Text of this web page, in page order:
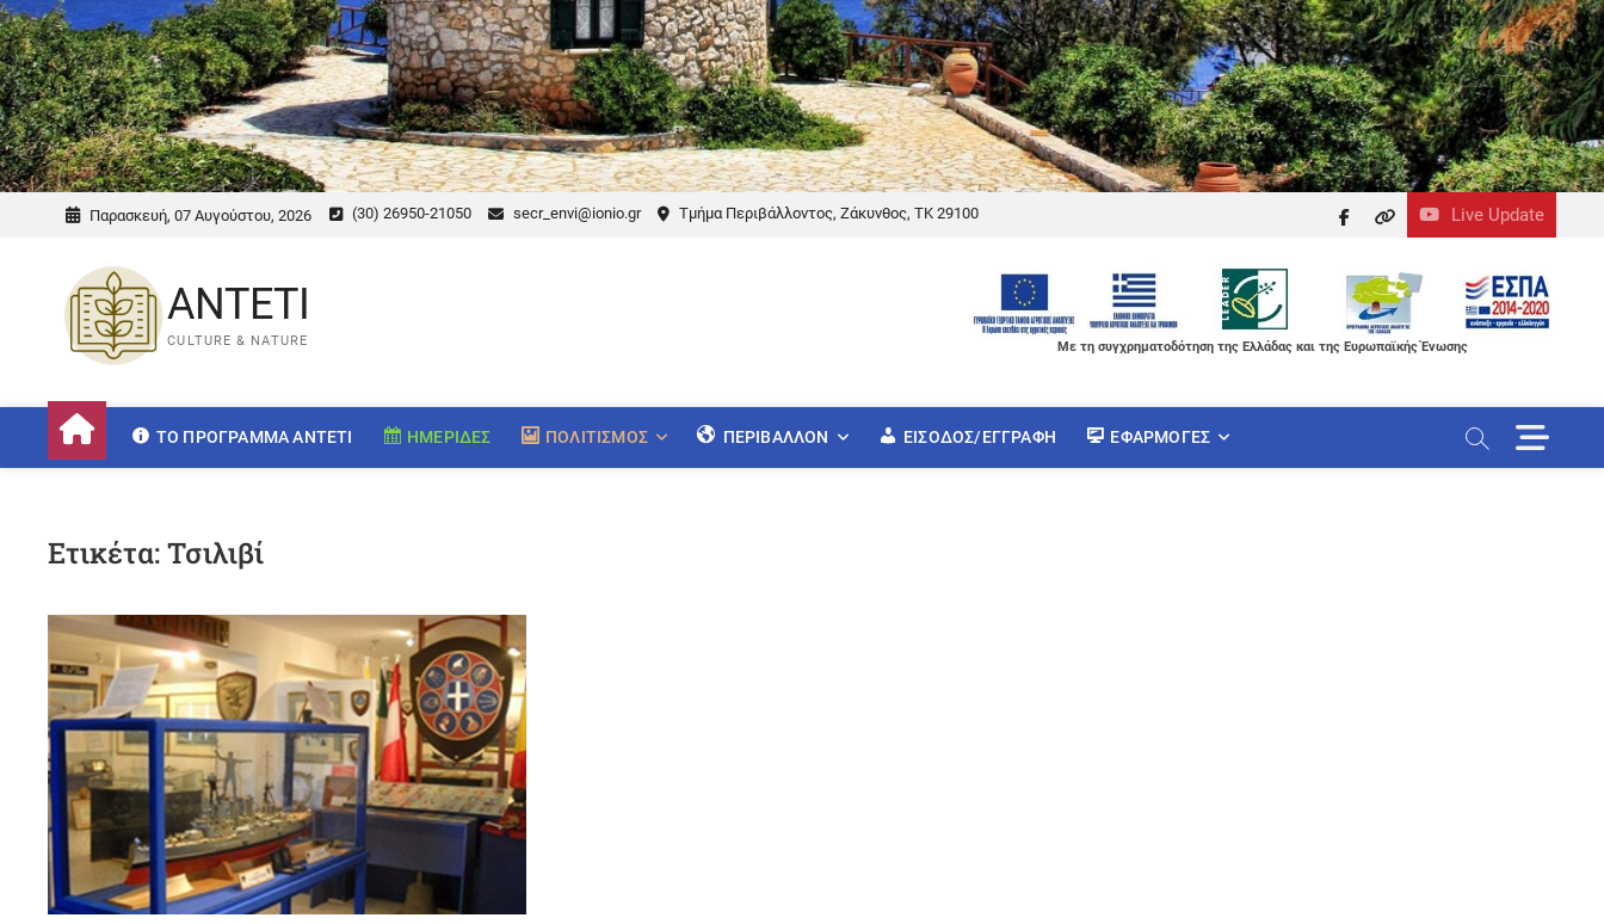
Παρασκευή, 07 Αυγούστου, 2026 (30) 26950-21050 secr_envi@ionio.gr Τμήμα Περιβάλλοντος, Ζάκυνθος, ΤΚ 29100 Live Update
facebook
themefreesia
ANTETI
CULTURE & NATURE Με τη συγχρηματοδότηση της Ελλάδας και της Ευρωπαϊκής Ένωσης
ΤΟ ΠΡΌΓΡΑΜΜΑ ANTETI ΗΜΕΡΊΔΕΣ ΠΟΛΙΤΙΣΜΌΣ ΠΕΡΙΒΆΛΛΟΝ ΕΊΣΟΔΟΣ/ΕΓΓΡΑΦΉ ΕΦΑΡΜΟΓΈΣ
M
e
n
Ετικέτα:Τσιλιβί